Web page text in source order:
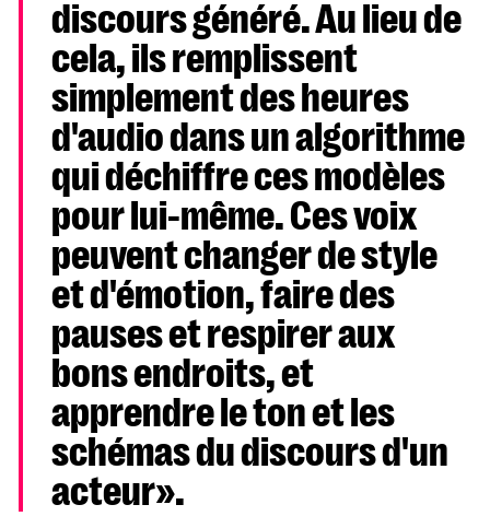
discours généré. Au lieu de
cela, ils remplissent
simplement des heures
d'audio dans un algorithme
qui déchiffre ces modèles
pour lui-même. Ces voix
peuvent changer de style
et d'émotion, faire des
pauses et respirer aux
bons endroits, et
apprendre le ton et les
schémas du discours d'un
acteur».